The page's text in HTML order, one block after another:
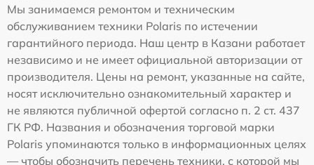
Мы занимаемся ремонтом и техническим
обслуживанием техники Polaris по истечении
гарантийного периода. Наш центр в Казани работает
независимо и не имеет официальной авторизации от
производителя. Цены на ремонт, указанные на сайте,
носят исключительно ознакомительный характер и
не являются публичной офертой согласно п. 2 ст. 437
ГК РФ. Названия и обозначения торговой марки
Polaris упоминаются только в информационных целях
— чтобы обозначить перечень техники, с которой мы